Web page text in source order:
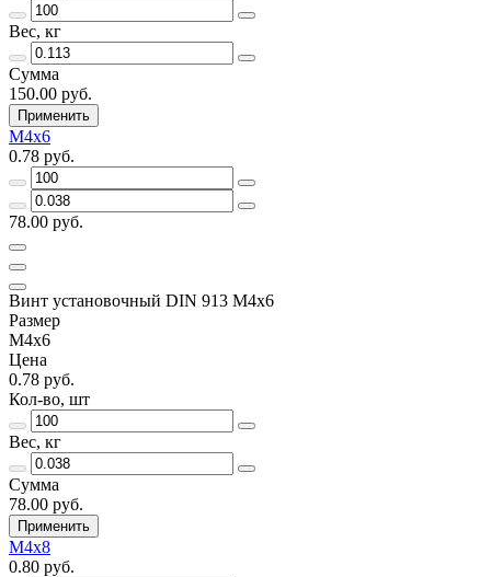
Вес, кг
Сумма
150.00 руб.
Применить
М4х6
0.78 руб.
78.00 руб.
Винт установочный DIN 913 М4х6
Размер
М4х6
Цена
0.78 руб.
Кол-во, шт
Вес, кг
Сумма
78.00 руб.
Применить
М4х8
0.80 руб.